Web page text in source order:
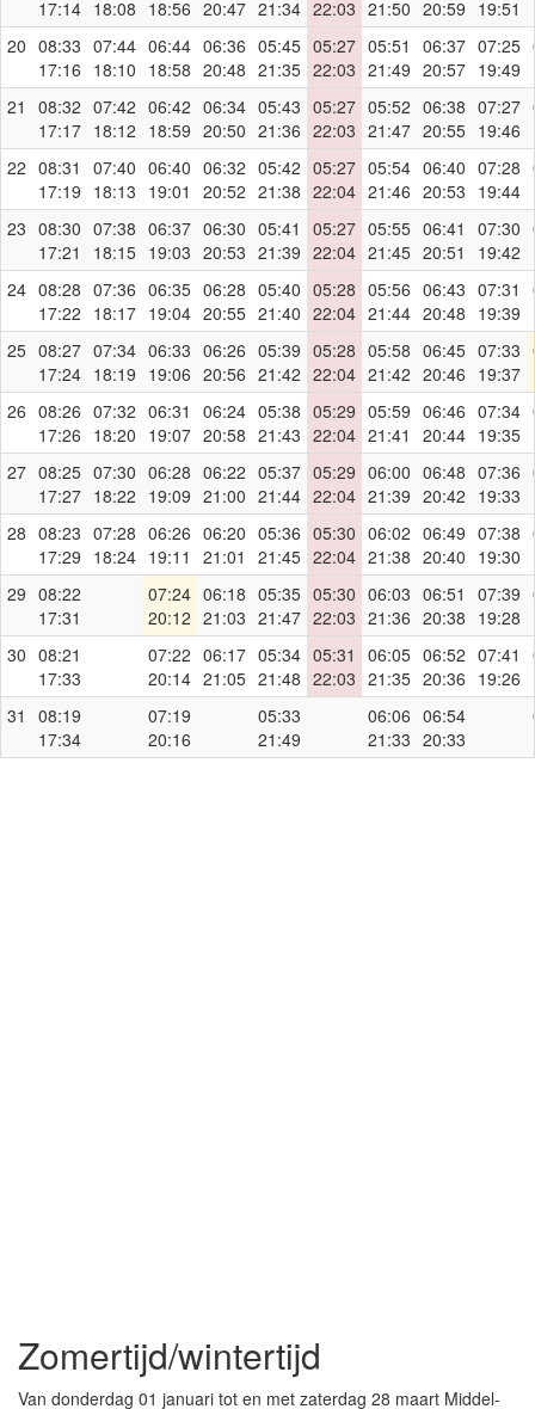
17:14 18:08 18:56 20:47 21:34 22:03 21:50 20:59 19:51
20 08:33
17:16
07:44
18:10
06:44
18:58
06:36
20:48
05:45
21:35
05:27
22:03
05:51
21:49
06:37
20:57
07:25
19:49
21
08:32
17:17
07:42
18:12
06:42
18:59
06:34
20:50
05:43
21:36
05:27
22:03
05:52
21:47
06:38
20:55
07:27
19:46
22 08:31
17:19
07:40
18:13
06:40
19:01
06:32
20:52
05:42
21:38
05:27
22:04
05:54
21:46
06:40
20:53
07:28
19:44
23 08:30
17:21
07:38
18:15
06:37
19:03
06:30
20:53
05:41
21:39
05:27
22:04
05:55
21:45
06:41
20:51
07:30
19:42
24 08:28
17:22
07:36
18:17
06:35
19:04
06:28
20:55
05:40
21:40
05:28
22:04
05:56
21:44
06:43
20:48
07:31
19:39
25 08:27
17:24
07:34
18:19
06:33
19:06
06:26
20:56
05:39
21:42
05:28
22:04
05:58
21:42
06:45
20:46
07:33
19:37
26 08:26
17:26
07:32
18:20
06:31
19:07
06:24
20:58
05:38
21:43
05:29
22:04
05:59
21:41
06:46
20:44
07:34
19:35
27 08:25
17:27
07:30
18:22
06:28
19:09
06:22
21:00
05:37
21:44
05:29
22:04
06:00
21:39
06:48
20:42
07:36
19:33
28 08:23
17:29
07:28
18:24
06:26
19:11
06:20
21:01
05:36
21:45
05:30
22:04
06:02
21:38
06:49
20:40
07:38
19:30
29 08:22
17:31
07:24
20:12
06:18
21:03
05:35
21:47
05:30
22:03
06:03
21:36
06:51
20:38
07:39
19:28
30 08:21
17:33
07:22
20:14
06:17
21:05
05:34
21:48
05:31
22:03
06:05
21:35
06:52
20:36
07:41
19:26
31
08:19
17:34
07:19
20:16
05:33
21:49
06:06
21:33
06:54
20:33
Zomertijd/wintertijd
Van donderdag 01 januari tot en met zaterdag 28 maart Middel-